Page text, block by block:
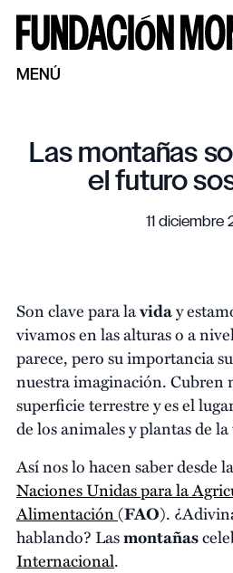
MENÚ
Las montañas
el futuro
11 diciembre
Son clave para laviday
vivamos en las alturas o a
parece, pero su importancia
nuestra imaginación. Cubren
superficie terrestre y es el
de los animales y plantas de
Así nos lo hacen saber desde la
Naciones Unidas para la
Alimentación(FAO).
hablando? Lasmontañas
Internacional.